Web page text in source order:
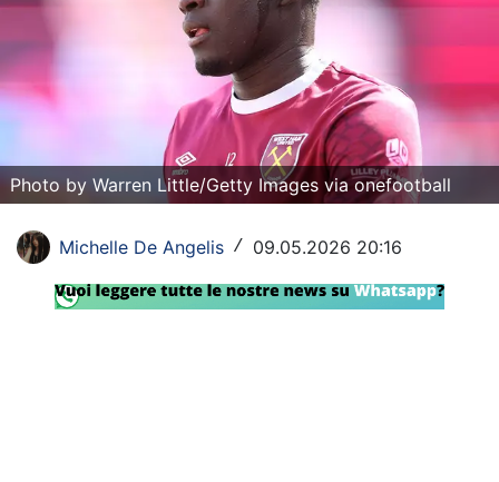
Champions League
Europa League
Altri Sport
Formula 1
Vela
SHOP LAZIO
Photo by Warren Little/Getty Images via onefootball
Michelle De Angelis / 09.05.2026 20:16